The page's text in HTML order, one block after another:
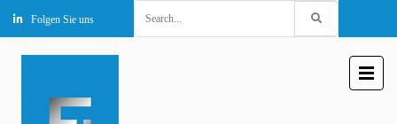
Folgen Sie uns
for: